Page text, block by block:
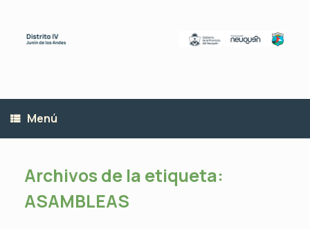
contenido
Menú
Archivos de la etiqueta:
ASAMBLEAS